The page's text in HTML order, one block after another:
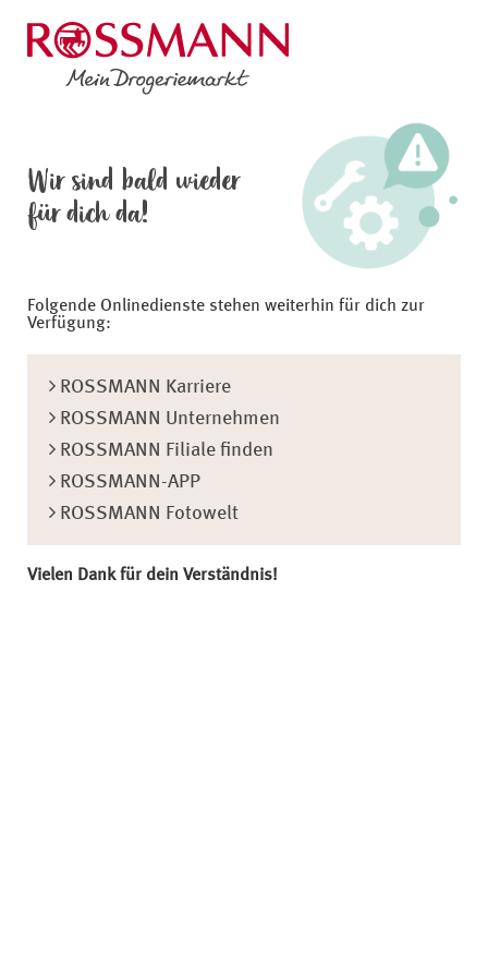
Wir sind bald wieder
für dich da!
Folgende Onlinedienste stehen weiterhin für dich zur
Verfügung:
ROSSMANN Karriere
ROSSMANN Unternehmen
ROSSMANN Filiale finden
ROSSMANN-APP
ROSSMANN Fotowelt
Vielen Dank für dein Verständnis!